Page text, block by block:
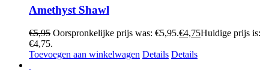
Amethyst Shawl
€5,95 Oorspronkelijke prijs was: €5,95.€4,75Huidige prijs is:
€4,75.
Toevoegen aan winkelwagen Details Details